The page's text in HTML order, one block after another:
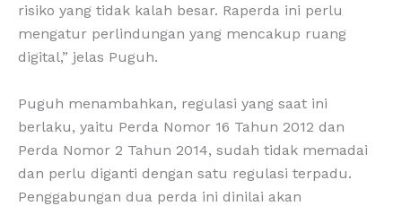
risiko yang tidak kalah besar. Raperda ini perlu
mengatur perlindungan yang mencakup ruang
digital,” jelas Puguh.
Puguh menambahkan, regulasi yang saat ini
berlaku, yaitu Perda Nomor 16 Tahun 2012 dan
Perda Nomor 2 Tahun 2014, sudah tidak memadai
dan perlu diganti dengan satu regulasi terpadu.
Penggabungan dua perda ini dinilai akan